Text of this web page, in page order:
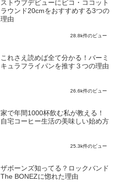
ストウブデビューにピコ・ココット
ラウンド20cmをおすすめする3つの
理由
28.8k件のビュー
これさえ読めば全て分かる！バーミ
キュラフライパンを推す３つの理由
26.6k件のビュー
家で年間1000杯飲む私が教える！
自宅コーヒー生活の美味しい始め方
25.3k件のビュー
ザボーンズ知ってる？ロックバンド
The BONEZに惚れた理由